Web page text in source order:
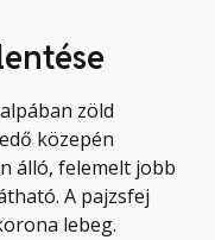
zöld
közepén
álló, felemelt jobb
A pajzsfej
lebeg.